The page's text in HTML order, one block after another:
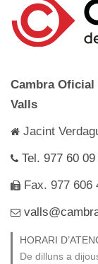
Cambra
Valls
Jacint
Tel. 977 60 09
Fax. 977 606
HORARI
De dilluns a